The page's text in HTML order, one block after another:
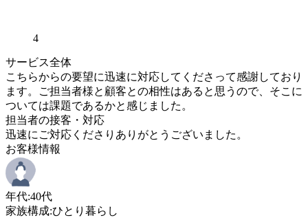
4
サービス全体
こちらからの要望に迅速に対応してくださって感謝しており
ます。ご担当者様と顧客との相性はあると思うので、そこに
ついては課題であるかと感じました。
担当者の接客・対応
迅速にご対応くださりありがとうございました。
お客様情報
年代:40代
家族構成:ひとり暮らし